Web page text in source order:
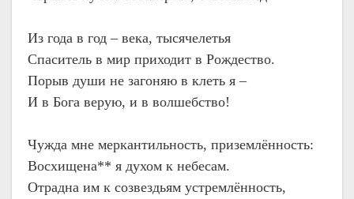
Из года в год – века, тысячелетья
Спаситель в мир приходит в Рождество.
Порыв души не загоняю в клеть я –
И в Бога верую, и в волшебство!
Чужда мне меркантильность, приземлённость:
Восхищена** я духом к небесам.
Отрадна им к созвездьям устремлённость,